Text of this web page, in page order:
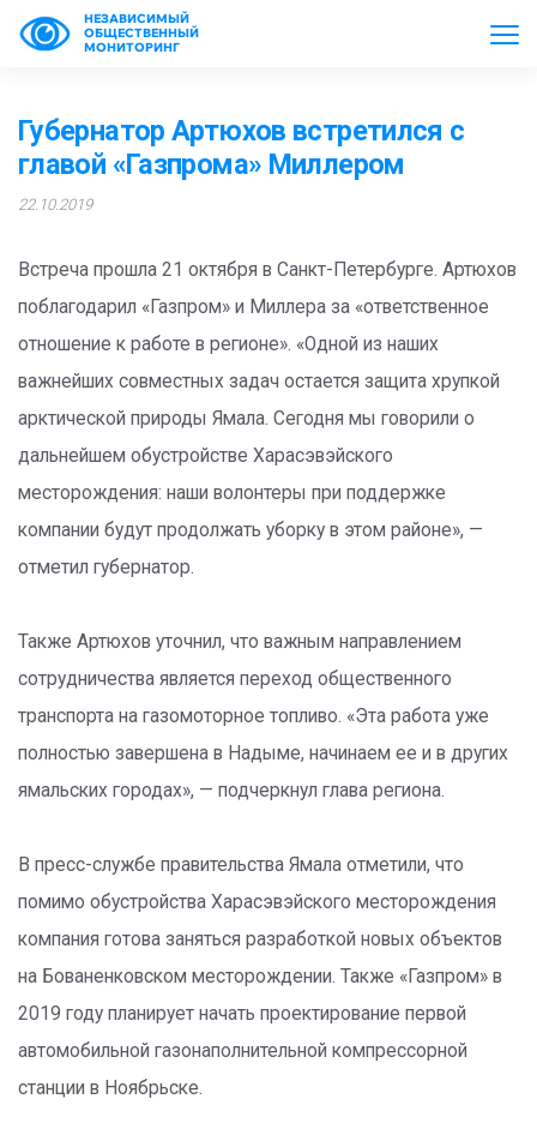
НЕЗАВИСИМЫЙ
ОБЩЕСТВЕННЫЙ
МОНИТОРИНГ
Губернатор Артюхов встретился с
главой «Газпрома» Миллером
22.10.2019
Встреча прошла 21 октября в Санкт-Петербурге. Артюхов
поблагодарил «Газпром» и Миллера за «ответственное
отношение к работе в регионе». «Одной из наших
важнейших совместных задач остается защита хрупкой
арктической природы Ямала. Сегодня мы говорили о
дальнейшем обустройстве Харасэвэйского
месторождения: наши волонтеры при поддержке
компании будут продолжать уборку в этом районе», —
отметил губернатор.
Также Артюхов уточнил, что важным направлением
сотрудничества является переход общественного
транспорта на газомоторное топливо. «Эта работа уже
полностью завершена в Надыме, начинаем ее и в других
ямальских городах», — подчеркнул глава региона.
В пресс-службе правительства Ямала отметили, что
помимо обустройства Харасэвэйского месторождения
компания готова заняться разработкой новых объектов
на Бованенковском месторождении. Также «Газпром» в
2019 году планирует начать проектирование первой
автомобильной газонаполнительной компрессорной
станции в Ноябрьске.